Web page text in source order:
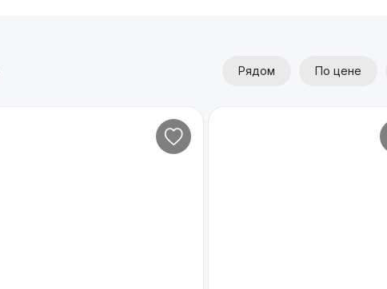
Рядом По цене